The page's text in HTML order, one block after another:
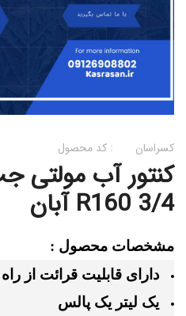
کد محصول : کسراسان
کنتور آب مولتی
R160 3/4 آبان
مشخصات محصول :
دارای قابلیت قرائت از راه
یک لیتر یک پالس